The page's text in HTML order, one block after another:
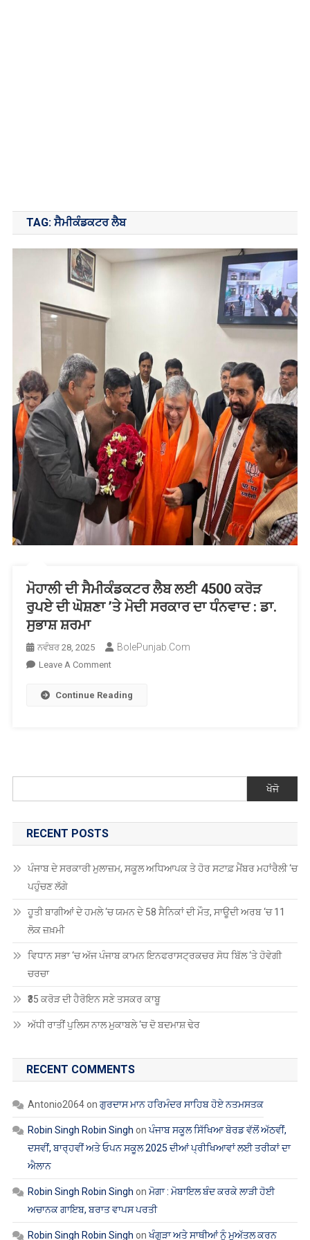
TAG:ਸੈਮੀਕੰਡਕਟਰ ਲੈਬ
ਮੋਹਾਲੀ ਦੀ ਸੈਮੀਕੰਡਕਟਰ ਲੈਬ ਲਈ 4500 ਕਰੋੜ
ਰੁਪਏ ਦੀ ਘੋਸ਼ਣਾ ’ਤੇ ਮੋਦੀ ਸਰਕਾਰ ਦਾ ਧੰਨਵਾਦ : ਡਾ.
ਸੁਭਾਸ਼ ਸ਼ਰਮਾ
ਨਵੰਬਰ 28, 2025 BolePunjab.com
Leave A CommentOn
ਦੀ
ਕਰੋੜ
ਘੋਸ਼ਣਾ
ਸਰਕਾਰ
ਧੰਨਵਾਦ
:
ਸੁਭਾਸ਼
Continue Reading
ਖੋਜੋ
RECENT POSTS
ਪੰਜਾਬ ਦੇ ਸਰਕਾਰੀ ਮੁਲਾਜ਼ਮ, ਸਕੂਲ ਅਧਿਆਪਕ ਤੇ ਹੋਰ ਸਟਾਫ਼ ਮੈਂਬਰ ਮਹਾਂਰੈਲੀ ‘ਚ
ਪਹੁੰਚਣ ਲੱਗੇ
ਹੂਤੀ ਬਾਗੀਆਂ ਦੇ ਹਮਲੇ ‘ਚ ਯਮਨ ਦੇ 58 ਸੈਨਿਕਾਂ ਦੀ ਮੌਤ, ਸਾਊਦੀ ਅਰਬ ‘ਚ 11
ਲੋਕ ਜ਼ਖ਼ਮੀ
ਵਿਧਾਨ ਸਭਾ ‘ਚ ਅੱਜ ਪੰਜਾਬ ਕਾਮਨ ਇਨਫਰਾਸਟ੍ਰਕਚਰ ਸੋਧ ਬਿੱਲ ‘ਤੇ ਹੋਵੇਗੀ
ਚਰਚਾ
₹35 ਕਰੋੜ ਦੀ ਹੈਰੋਇਨ ਸਣੇ ਤਸਕਰ ਕਾਬੂ
ਅੱਧੀ ਰਾਤੀਂ ਪੁਲਿਸ ਨਾਲ ਮੁਕਾਬਲੇ ‘ਚ ਦੋ ਬਦਮਾਸ਼ ਢੇਰ
RECENT COMMENTS
Antonio2064on ਗੁਰਦਾਸ ਮਾਨ ਹਰਿਮੰਦਰ ਸਾਹਿਬ ਹੋਏ ਨਤਮਸਤਕ
Robin Singh Robin Singh onਪੰਜਾਬ ਸਕੂਲ ਸਿੱਖਿਆ ਬੋਰਡ ਵੱਲੋਂ ਅੱਠਵੀਂ,
ਦਸਵੀਂ, ਬਾਰ੍ਹਵੀਂ ਅਤੇ ਓਪਨ ਸਕੂਲ 2025 ਦੀਆਂ ਪ੍ਰੀਖਿਆਵਾਂ ਲਈ ਤਰੀਕਾਂ ਦਾ
ਐਲਾਨ
Robin Singh Robin Singh on ਮੋਗਾ : ਮੋਬਾਇਲ ਬੰਦ ਕਰਕੇ ਲਾੜੀ ਹੋਈ
ਅਚਾਨਕ ਗਾਇਬ, ਬਰਾਤ ਵਾਪਸ ਪਰਤੀ
Robin Singh Robin Singh onਖੰਗੂੜਾ ਅਤੇ ਸਾਥੀਆਂ ਨੂੰ ਮੁਅੱਤਲ ਕਰਨ